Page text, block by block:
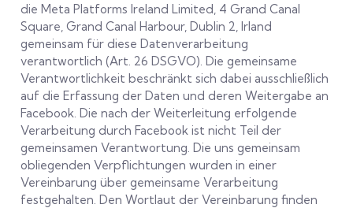
die Meta Platforms Ireland Limited, 4 Grand Canal
Square, Grand Canal Harbour, Dublin 2, Irland
gemeinsam für diese Datenverarbeitung
verantwortlich (Art. 26 DSGVO). Die gemeinsame
Verantwortlichkeit beschränkt sich dabei ausschließlich
auf die Erfassung der Daten und deren Weitergabe an
Facebook. Die nach der Weiterleitung erfolgende
Verarbeitung durch Facebook ist nicht Teil der
gemeinsamen Verantwortung. Die uns gemeinsam
obliegenden Verpflichtungen wurden in einer
Vereinbarung über gemeinsame Verarbeitung
festgehalten. Den Wortlaut der Vereinbarung finden